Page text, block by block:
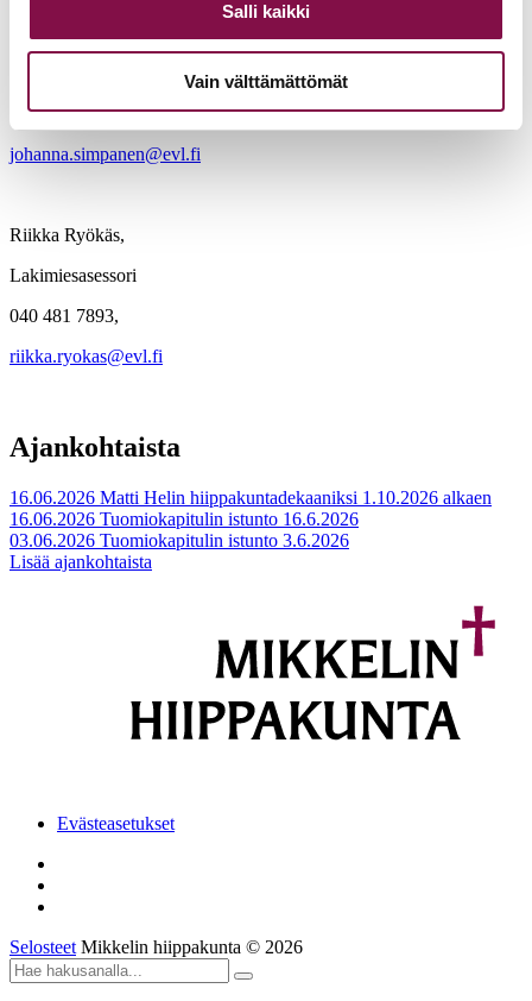
Salli kaikki
Vain välttämättömät
050 432 3323,
johanna.simpanen@evl.fi
Riikka Ryökäs,
Lakimiesasessori
040 481 7893,
riikka.ryokas@evl.fi
Ajankohtaista
16.06.2026 Matti Helin hiippakuntadekaaniksi 1.10.2026 alkaen
16.06.2026 Tuomiokapitulin istunto 16.6.2026
03.06.2026 Tuomiokapitulin istunto 3.6.2026
Lisää ajankohtaista
Evästeasetukset
Selosteet Mikkelin hiippakunta © 2026